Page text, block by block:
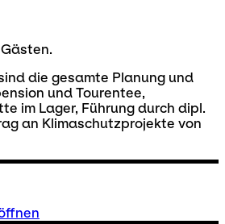
die gesamte Planung und
und Tourentee,
im Lager, Führung durch dipl.
an Klimaschutzprojekte von